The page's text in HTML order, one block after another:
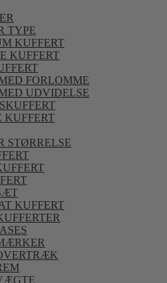
TYPE
KUFFERT
KUFFERT
FORLOMME
UDVIDELSE
KUFFERT
STØRRELSE
KUFFERT